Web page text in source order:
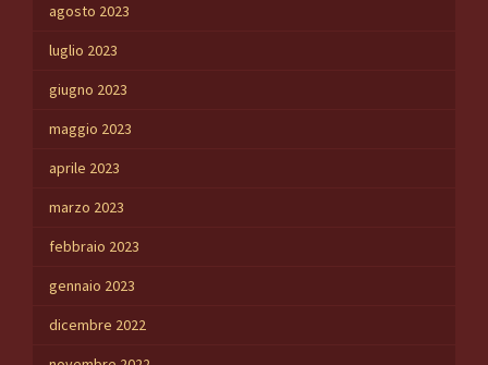
agosto 2023
luglio 2023
giugno 2023
maggio 2023
aprile 2023
marzo 2023
febbraio 2023
gennaio 2023
dicembre 2022